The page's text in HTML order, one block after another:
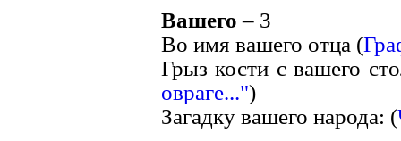
Вашего – 3
Во имя вашего отца (
Грыз кости с вашего
овраге...")
Загадку вашего народа: (